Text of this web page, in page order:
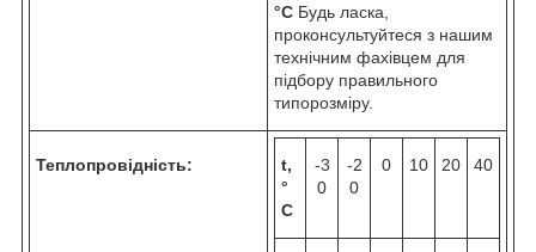
°C Будь ласка,
проконсультуйтеся з нашим
технічним фахівцем для
підбору правильного
типорозміру.
Теплопровідність:
t,
°
C
-3
0
-2
0
0 10 20 40